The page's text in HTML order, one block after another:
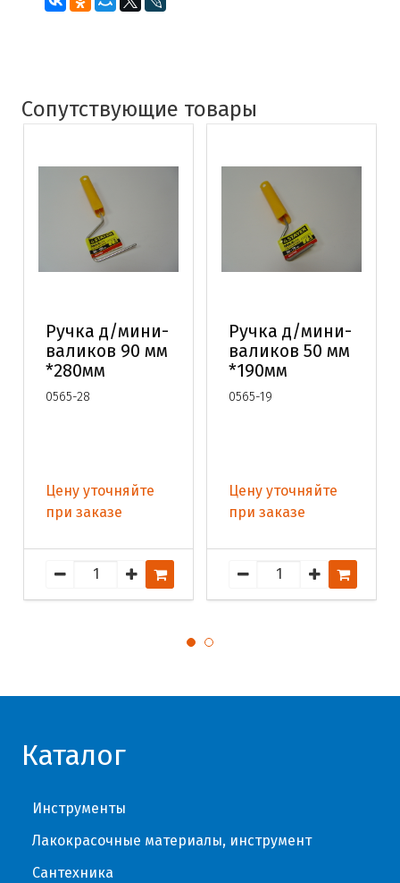
Сопутствующие товары
Ручка д/мини-
валиков 90 мм
*280мм
0565-28
Цену уточняйте
при заказе
Ручка д/мини-
валиков 50 мм
*190мм
0565-19
Цену уточняйте
при заказе
Каталог
Инструменты
Лакокрасочные материалы, инструмент
Сантехника